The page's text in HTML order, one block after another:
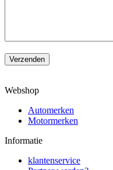
Verzenden
Webshop
Automerken
Motormerken
Informatie
klantenservice